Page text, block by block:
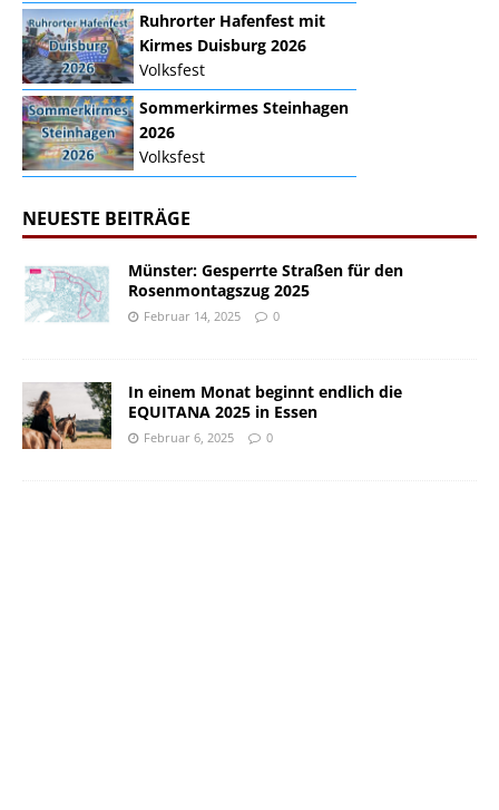
Ruhrorter Hafenfest mit
Kirmes Duisburg 2026
Volksfest
Sommerkirmes Steinhagen
2026
Volksfest
NEUESTE BEITRÄGE
Münster: Gesperrte Straßen für den
Rosenmontagszug 2025
Februar 14, 2025 0
In einem Monat beginnt endlich die
EQUITANA 2025 in Essen
Februar 6, 2025 0